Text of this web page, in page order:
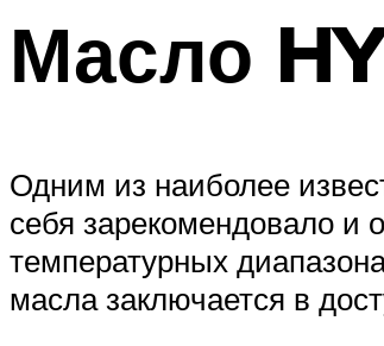
Масло
Одним из наиболее
себя зарекомендовало и
температурных
масла заключается в